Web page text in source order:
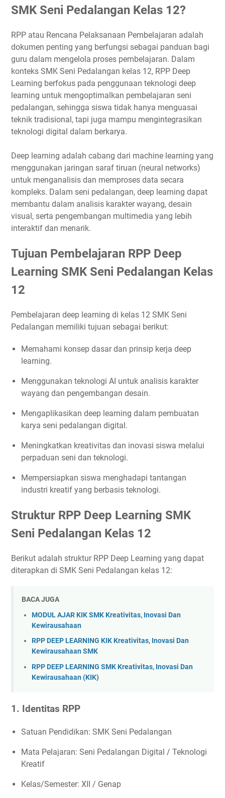
SMK Seni Pedalangan Kelas 12?
RPP atau Rencana Pelaksanaan Pembelajaran adalah
dokumen penting yang berfungsi sebagai panduan bagi
guru dalam mengelola proses pembelajaran. Dalam
konteks SMK Seni Pedalangan kelas 12, RPP Deep
Learning berfokus pada penggunaan teknologi deep
learning untuk mengoptimalkan pembelajaran seni
pedalangan, sehingga siswa tidak hanya menguasai
teknik tradisional, tapi juga mampu mengintegrasikan
teknologi digital dalam berkarya.
Deep learning adalah cabang dari machine learning yang
menggunakan jaringan saraf tiruan (neural networks)
untuk menganalisis dan memproses data secara
kompleks. Dalam seni pedalangan, deep learning dapat
membantu dalam analisis karakter wayang, desain
visual, serta pengembangan multimedia yang lebih
interaktif dan menarik.
Tujuan Pembelajaran RPP Deep
Learning SMK Seni Pedalangan Kelas
12
Pembelajaran deep learning di kelas 12 SMK Seni
Pedalangan memiliki tujuan sebagai berikut:
Memahami konsep dasar dan prinsip kerja deep
learning.
Menggunakan teknologi AI untuk analisis karakter
wayang dan pengembangan desain.
Mengaplikasikan deep learning dalam pembuatan
karya seni pedalangan digital.
Meningkatkan kreativitas dan inovasi siswa melalui
perpaduan seni dan teknologi.
Mempersiapkan siswa menghadapi tantangan
industri kreatif yang berbasis teknologi.
Struktur RPP Deep Learning SMK
Seni Pedalangan Kelas 12
Berikut adalah struktur RPP Deep Learning yang dapat
diterapkan di SMK Seni Pedalangan kelas 12:
BACA JUGA
MODUL AJAR KIK SMK Kreativitas, Inovasi Dan
Kewirausahaan
RPP DEEP LEARNING KIK Kreativitas, Inovasi Dan
Kewirausahaan SMK
RPP DEEP LEARNING SMK Kreativitas, Inovasi Dan
Kewirausahaan (KIK)
1. Identitas RPP
Satuan Pendidikan: SMK Seni Pedalangan
Mata Pelajaran: Seni Pedalangan Digital / Teknologi
Kreatif
Kelas/Semester: XII / Genap